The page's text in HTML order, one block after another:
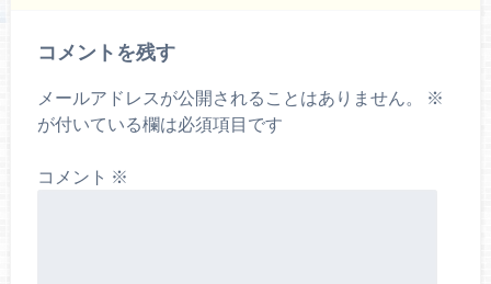
コメントを残す
メールアドレスが公開されることはありません。
※
が付いている欄は必須項目です
コメント ※